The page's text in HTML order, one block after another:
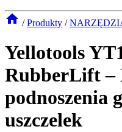
/ Produkty /
Yellotools
RubberLift –
podnoszenia
uszczelek